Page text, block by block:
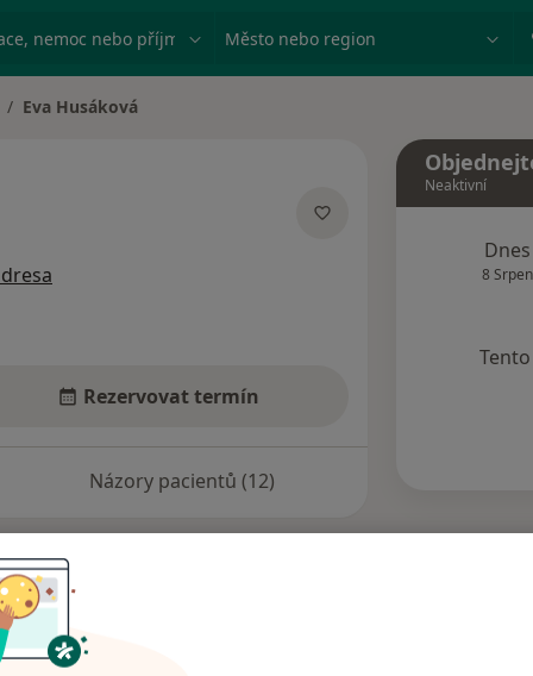
nemoc nebo příjmení Město nebo region
města
Eva Husáková
Rezervovat termín
Názory pacientů (12)
nejsou k dispozici
informace o svých službách.
Neaktivní
Dnes
8 Srpen